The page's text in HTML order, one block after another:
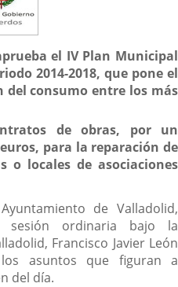
el IV Plan Municipal
2014-2018, que pone el
del consumo entre los más
de obras, por un
para la reparación de
o locales de asociaciones
de Valladolid,
sesión ordinaria bajo la
Francisco Javier León
asuntos que figuran a
del día.